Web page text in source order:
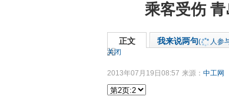
乘客受伤
正文 我来说两句( 人参
关闭
2013年07月19日08:57 来源： 中工网